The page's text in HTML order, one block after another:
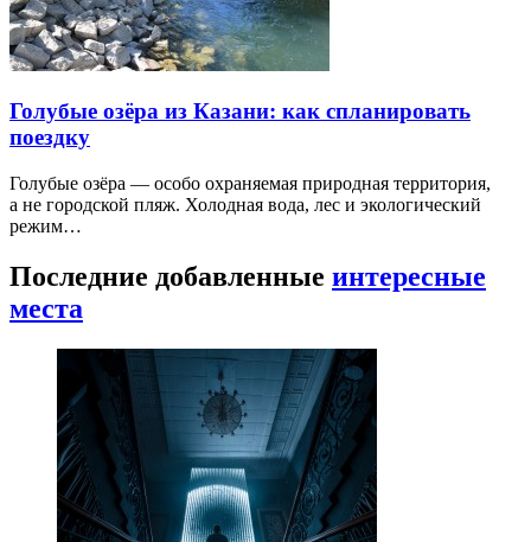
Голубые озёра из Казани: как спланировать
поездку
Голубые озёра — особо охраняемая природная территория,
а не городской пляж. Холодная вода, лес и экологический
режим…
Последние добавленные интересные
места